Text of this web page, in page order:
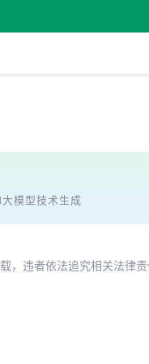
模型技术生成
，违者依法追究相关法律